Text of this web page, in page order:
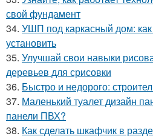
свой фундамент
34. УШП под каркасный дом:
установить
35. Улучшай свои навыки
деревьев для срисовки
36. Быстро и недорого:
37. Маленький туалет дизайн
панели ПВХ?
38. Как сделать шкафчик в